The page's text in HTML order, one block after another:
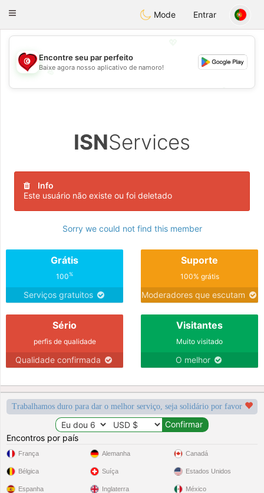
Tunisia Dating
Toggle
Mode Entrar
💖
💕
Encontre seu par perfeito
Baixe agora nosso aplicativo de namoro!
ISNServices
Info
Este usuário não existe ou foi deletado
Sorry we could not find this member
Grátis
100%
Serviços gratuitos
Suporte
100% grátis
Moderadores que escutam
Sério
perfis de qualidade
Qualidade confirmada
Visitantes
Muito visitado
O melhor
Trabalhamos duro para dar o melhor serviço, seja solidário por favor
Encontros por país
França
Bélgica
Espanha
Alemanha
Suíça
Inglaterra
Canadá
Estados Unidos
México